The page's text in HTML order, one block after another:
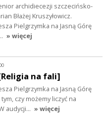
archidiecezji szczecińsko-
Błażej Kruszyłowicz.
Pielgrzymka na Jasną Górę
» więcej
na fali]
Pielgrzymka na Jasną Górę
czy możemy liczyć na
audycji… » więcej